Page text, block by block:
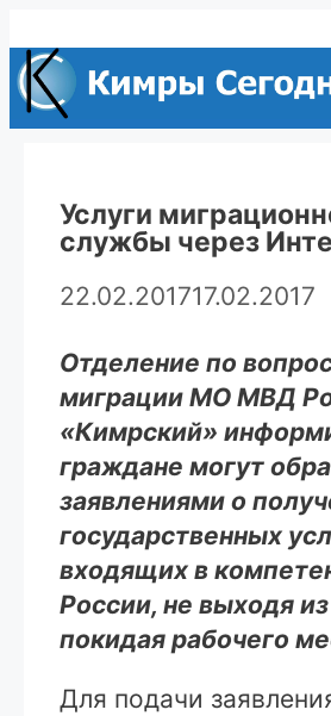
к
содержимому
Услуги
службы через
22.02.201717.02.2017
Отделение по
миграции МО МВД
«Кимрский»
граждане могут
заявлениями о
государственных
входящих в
России, не выходя
покидая рабочего
Для подачи